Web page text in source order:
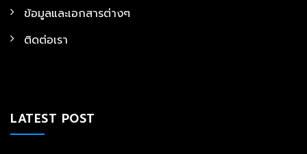
ข้อมูลและเอกสารต่างๆ
ติดต่อเรา
LATEST POST